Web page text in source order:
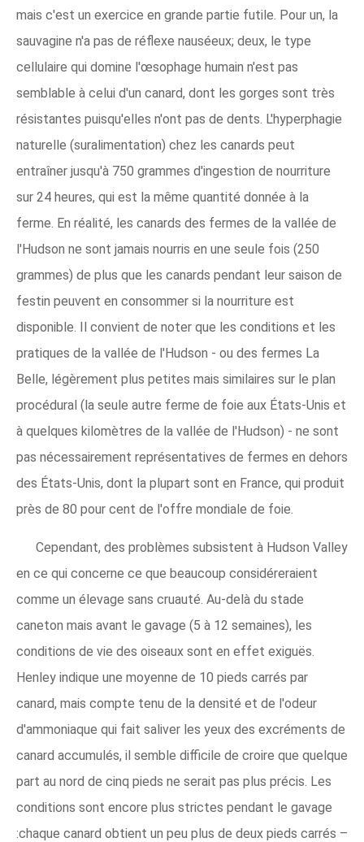
mais c'est un exercice en grande partie futile. Pour un, la
sauvagine n'a pas de réflexe nauséeux; deux, le type
cellulaire qui domine l'œsophage humain n'est pas
semblable à celui d'un canard, dont les gorges sont très
résistantes puisqu'elles n'ont pas de dents. L'hyperphagie
naturelle (suralimentation) chez les canards peut
entraîner jusqu'à 750 grammes d'ingestion de nourriture
sur 24 heures, qui est la même quantité donnée à la
ferme. En réalité, les canards des fermes de la vallée de
l'Hudson ne sont jamais nourris en une seule fois (250
grammes) de plus que les canards pendant leur saison de
festin peuvent en consommer si la nourriture est
disponible. Il convient de noter que les conditions et les
pratiques de la vallée de l'Hudson - ou des fermes La
Belle, légèrement plus petites mais similaires sur le plan
procédural (la seule autre ferme de foie aux États-Unis et
à quelques kilomètres de la vallée de l'Hudson) - ne sont
pas nécessairement représentatives de fermes en dehors
des États-Unis, dont la plupart sont en France, qui produit
près de 80 pour cent de l'offre mondiale de foie.
Cependant, des problèmes subsistent à Hudson Valley
en ce qui concerne ce que beaucoup considéreraient
comme un élevage sans cruauté. Au-delà du stade
caneton mais avant le gavage (5 à 12 semaines), les
conditions de vie des oiseaux sont en effet exiguës.
Henley indique une moyenne de 10 pieds carrés par
canard, mais compte tenu de la densité et de l'odeur
d'ammoniaque qui fait saliver les yeux des excréments de
canard accumulés, il semble difficile de croire que quelque
part au nord de cinq pieds ne serait pas plus précis. Les
conditions sont encore plus strictes pendant le gavage
:chaque canard obtient un peu plus de deux pieds carrés –